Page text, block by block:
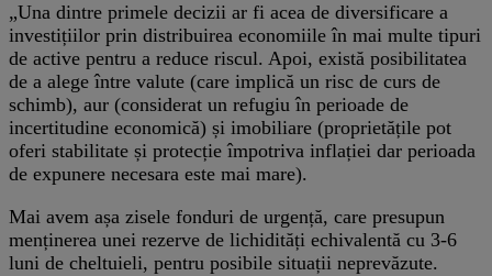
„Una dintre primele decizii ar fi acea de diversificare a
investițiilor prin distribuirea economiile în mai multe tipuri
de active pentru a reduce riscul. Apoi, există posibilitatea
de a alege între valute (care implică un risc de curs de
schimb), aur (considerat un refugiu în perioade de
incertitudine economică) și imobiliare (proprietățile pot
oferi stabilitate și protecție împotriva inflației dar perioada
de expunere necesara este mai mare).
Mai avem așa zisele fonduri de urgență, care presupun
menținerea unei rezerve de lichidități echivalentă cu 3-6
luni de cheltuieli, pentru posibile situații neprevăzute.